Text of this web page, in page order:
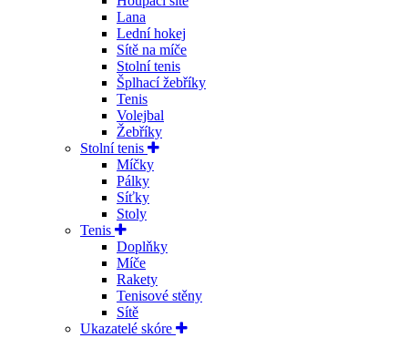
Lana
Lední hokej
Sítě na míče
Stolní tenis
Šplhací žebříky
Tenis
Volejbal
Žebříky
Stolní tenis
Míčky
Pálky
Síťky
Stoly
Tenis
Doplňky
Míče
Rakety
Tenisové stěny
Sítě
Ukazatelé skóre